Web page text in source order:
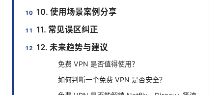
10. 使用场景案例分享
11. 常见误区纠正
12. 未来趋势与建议
免费 VPN 是否值得使用？
如何判断一个免费 VPN 是否安全？